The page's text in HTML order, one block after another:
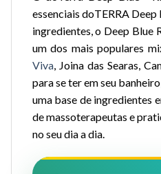
essenciais doTERRA
ingredientes, o Deep Blue
um dos mais populares
Viva, Joina das Searas,
para se ter em seu
uma base de ingredientes
de massoterapeutas e
no seu dia a dia.